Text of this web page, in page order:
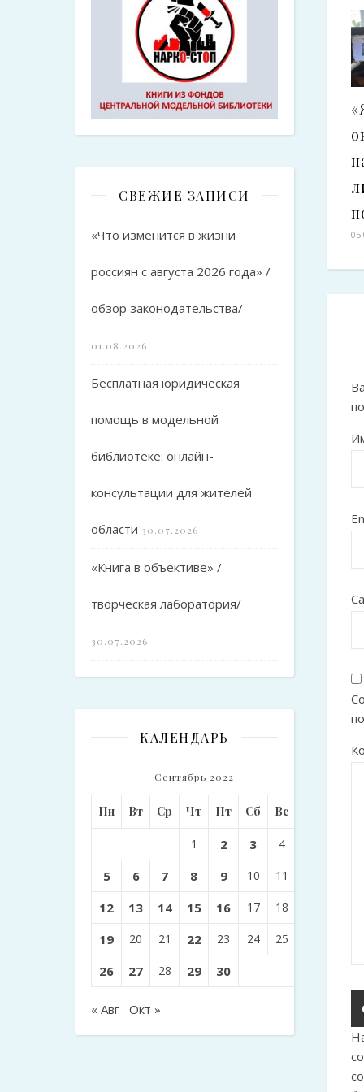
СВЕЖИЕ ЗАПИСИ
«Что изменится в жизни
россиян с августа 2026 года» /
обзор законодательства/
01.08.2026
Бесплатная юридическая
помощь в модельной
библиотеке: онлайн-
консультации для жителей
области 30.07.2026
«Книга в объективе» /
творческая лаборатория/
30.07.2026
КАЛЕНДАРЬ
Сентябрь 2022
Пн Вт Ср Чт Пт Сб Вс
1 2 3 4
5 6 7 8 9 10 11
12 13 14 15 16 17 18
19 20 21 22 23 24 25
26 27 28 29 30
« Авг Окт »